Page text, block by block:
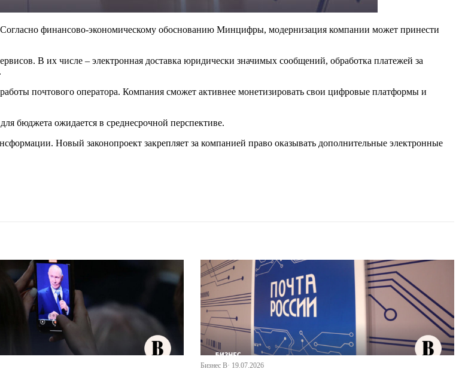
финансово-экономическому обоснованию Минцифры, модернизация компании может принести
В их числе – электронная доставка юридически значимых сообщений, обработка платежей за
почтового оператора. Компания сможет активнее монетизировать свои цифровые платформы и
бюджета ожидается в среднесрочной перспективе.
Новый законопроект закрепляет за компанией право оказывать дополнительные электронные
Бизнес В· 19.07.2026